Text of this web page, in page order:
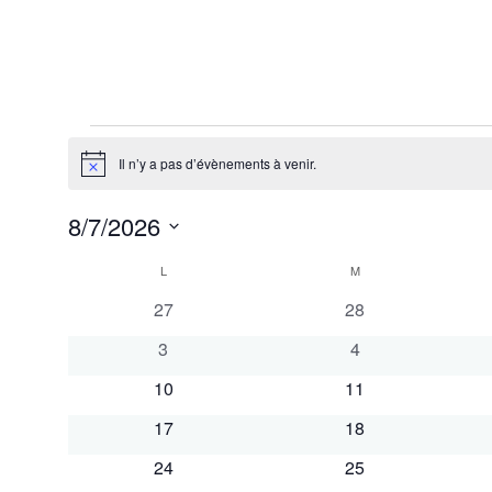
Évènements
Notice Il n’y a pas d’évènements à venir.
8/7/2026
Calendrier
L MMARDI
0
27
0
28
0
3
0
4
0
10
0
11
0
17
0
18
0
24
0
25